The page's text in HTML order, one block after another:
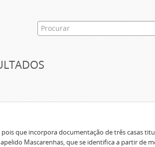
que incorpora documentação de três casas
Mascarenhas, que se identifica a partir de